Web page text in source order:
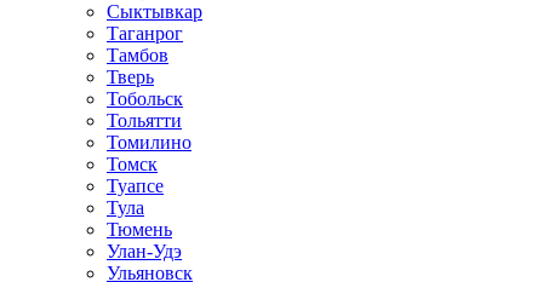
Сыктывкар
Таганрог
Тамбов
Тверь
Тобольск
Тольятти
Томилино
Томск
Туапсе
Тула
Тюмень
Улан-Удэ
Ульяновск